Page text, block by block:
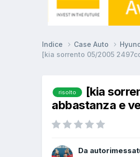
Indice Case Auto
[kia sorrento 05/2005
risolto
[kia
abbastanza e
Da